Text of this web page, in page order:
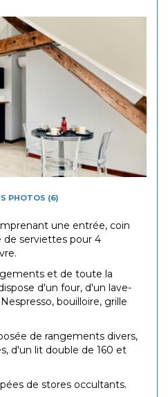
PHOTOS (6)
une entrée, coin
de serviettes pour 4
et de toute la
d'un four, d'un lave-
bouilloire, grille
de rangements divers,
d'un lit double de 160 et
de stores occultants.